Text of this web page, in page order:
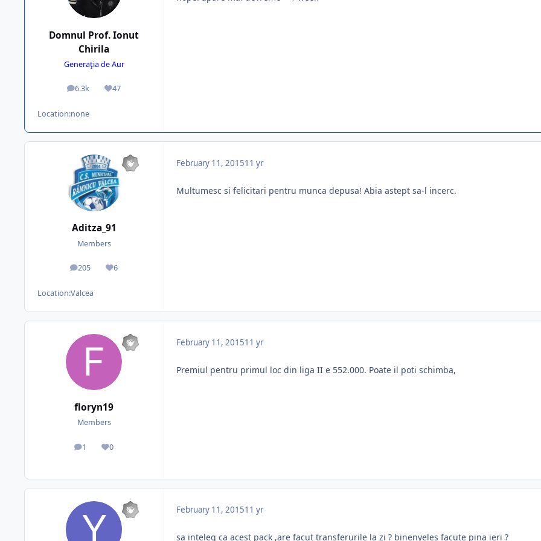
Domnul Prof. Ionut
Chirila
Generaţia de Aur
6.3k
posts 47
Reputation
Location:none
Aditza_91
Members
205
posts 6
Reputation
Location:Valcea
February 11, 201511 yr
Multumesc si felicitari pentru munca depusa! Abia astept sa-l incerc.
floryn19
Members
1
posts 0
Reputation
February 11, 201511 yr
Premiul pentru primul loc din liga II e 552.000. Poate il poti schimba,
February 11, 201511 yr
sa inteleg ca acest pack ,are facut transferurile la zi ? binenyeles facute pina ieri ?